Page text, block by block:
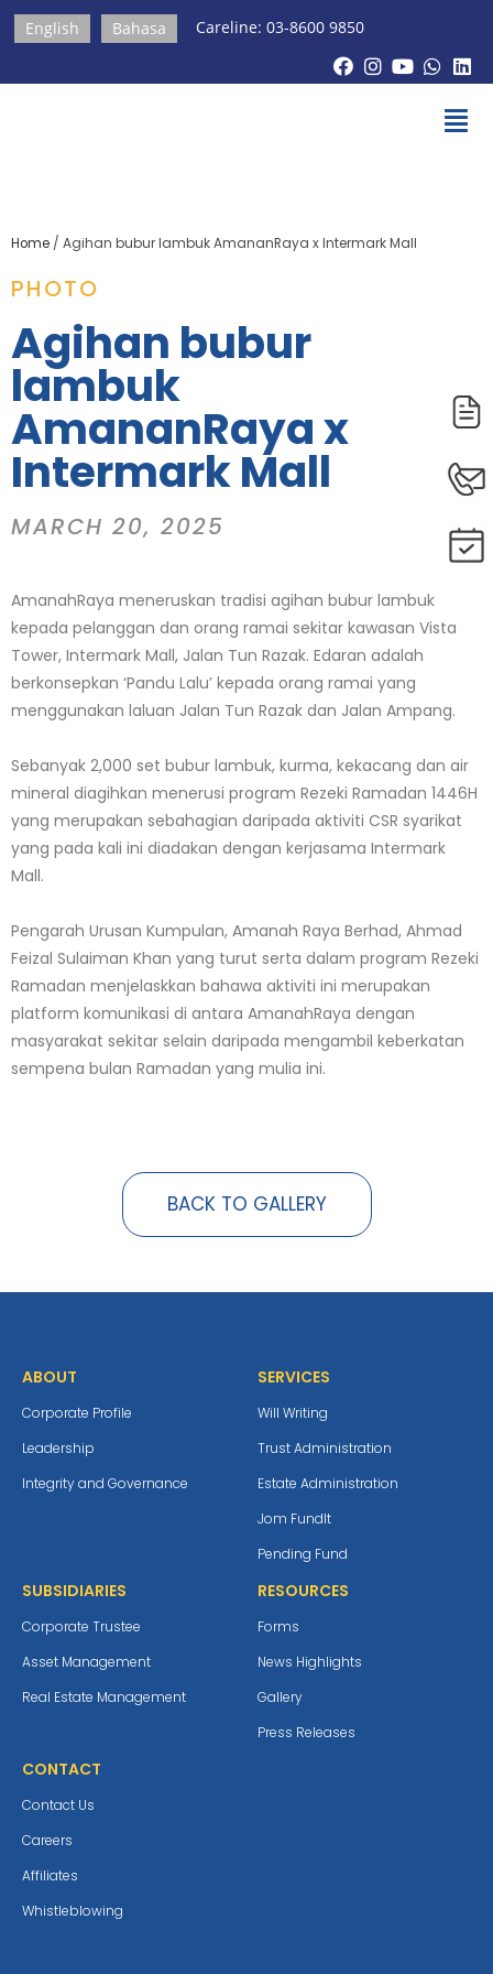
English Bahasa Careline: 03-8600 9850
Home / Agihan bubur lambuk AmananRaya x Intermark Mall
PHOTO
Agihan bubur
lambuk
AmananRaya x
Intermark Mall
MARCH 20, 2025
AmanahRaya meneruskan tradisi agihan bubur lambuk
kepada pelanggan dan orang ramai sekitar kawasan Vista
Tower, Intermark Mall, Jalan Tun Razak. Edaran adalah
berkonsepkan ‘Pandu Lalu’ kepada orang ramai yang
menggunakan laluan Jalan Tun Razak dan Jalan Ampang.
Sebanyak 2,000 set bubur lambuk, kurma, kekacang dan air
mineral diagihkan menerusi program Rezeki Ramadan 1446H
yang merupakan sebahagian daripada aktiviti CSR syarikat
yang pada kali ini diadakan dengan kerjasama Intermark
Mall.
Pengarah Urusan Kumpulan, Amanah Raya Berhad, Ahmad
Feizal Sulaiman Khan yang turut serta dalam program Rezeki
Ramadan menjelaskkan bahawa aktiviti ini merupakan
platform komunikasi di antara AmanahRaya dengan
masyarakat sekitar selain daripada mengambil keberkatan
sempena bulan Ramadan yang mulia ini.
BACK TO GALLERY
ABOUT
Corporate Profile
Leadership
Integrity and Governance
SERVICES
Will Writing
Trust Administration
Estate Administration
Jom Fundlt
Pending Fund
SUBSIDIARIES
Corporate Trustee
Asset Management
Real Estate Management
RESOURCES
Forms
News Highlights
Gallery
Press Releases
CONTACT
Contact Us
Careers
Affiliates
Whistleblowing